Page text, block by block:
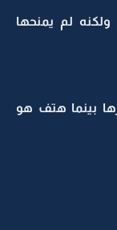
لم يمنحها
بينما هتف هو